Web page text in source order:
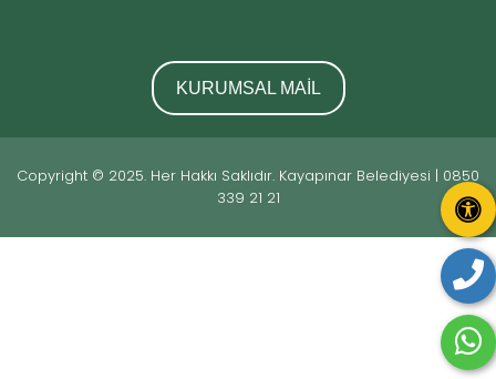
KURUMSAL MAİL
Copyright © 2025. Her Hakkı Saklıdır. Kayapınar Belediyesi | 0850
339 21 21